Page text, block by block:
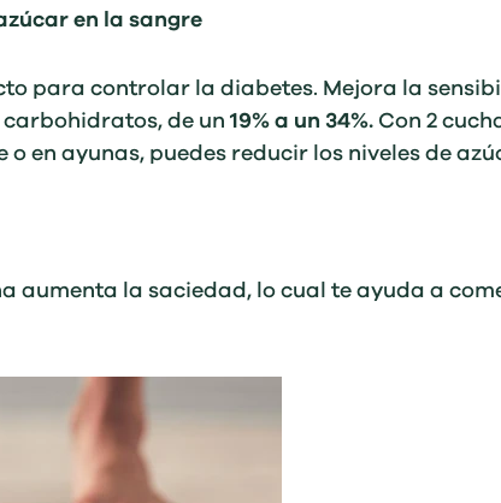
en la sangre
para controlar la diabetes. Mejora la
de un 19% a un 34%. Con 2
en ayunas, puedes reducir los niveles de
aumenta la saciedad, lo cual te ayuda a